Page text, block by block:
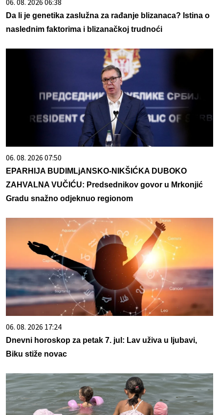
Da li je genetika zaslužna za rađanje blizanaca? Istina o
naslednim faktorima i blizanačkoj trudnoći
06. 08. 2026 07:50
EPARHIJA BUDIMLjANSKO-NIKŠIĆKA DUBOKO
ZAHVALNA VUČIĆU: Predsednikov govor u Mrkonjić
Gradu snažno odjeknuo regionom
06. 08. 2026 17:24
Dnevni horoskop za petak 7. jul: Lav uživa u ljubavi,
Biku stiže novac